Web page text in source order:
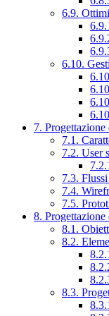
6.9.
6.10.
7. Progettazione
7.1.
7.2. User
7.3.
7.4.
7.5.
8. Progettazione
8.1.
8.2.
8.3.